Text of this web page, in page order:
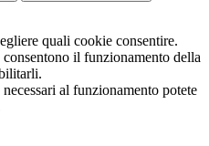
quali cookie consentire.
il funzionamento della
al funzionamento potete